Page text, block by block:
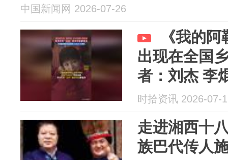
中国新闻网 2026-07-26
《我的
出现在全国
者：刘杰 李
辑：王瑶华
时拾资讯 2026-07-
走进湘西十
族巴代传人